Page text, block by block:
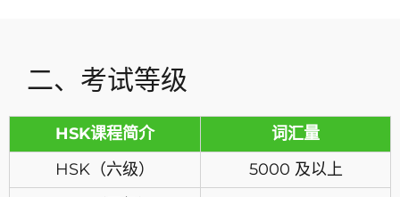
二、考试等级
HSK课程简介
词汇量
HSK（六级）
5000 及以上